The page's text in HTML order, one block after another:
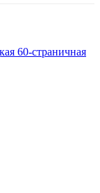
60-страничная